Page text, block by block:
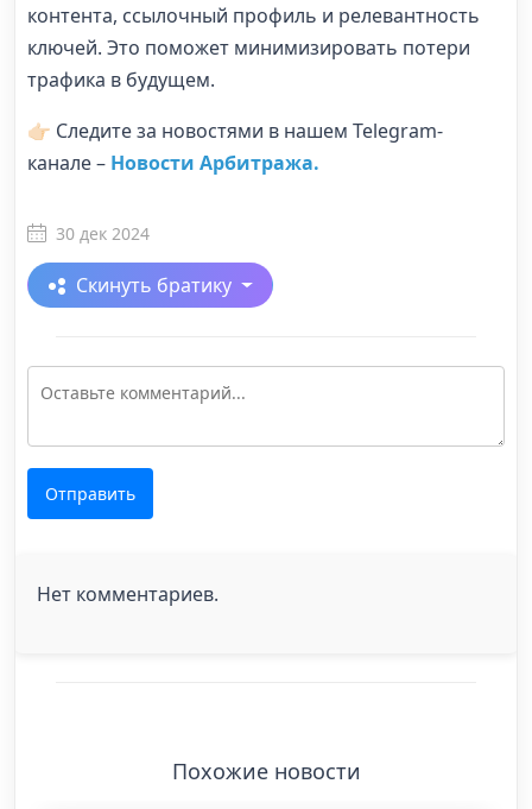
контента, ссылочный профиль и релевантность
ключей. Это поможет минимизировать потери
трафика в будущем.
👉🏻 Следите за новостями в нашем Telegram-
канале – Новости Арбитража.
30 дек 2024
Скинуть братику
Отправить
Нет комментариев.
Похожие новости